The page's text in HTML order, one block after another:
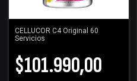
CELLUCOR C4 Original 60
Servicios
$101.990,00